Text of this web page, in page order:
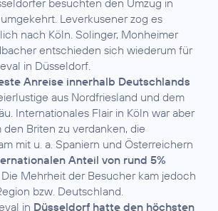
Leverkusener zog es
nach Köln. Solinger, Monheimer
entschieden sich wiederum für
in Düsseldorf.
Anreise innerhalb Deutschlands
aus Nordfriesland und dem
Internationales Flair in Köln war aber
den Briten zu verdanken, die
mit u. a. Spaniern und Österreichern
Anteil von rund 5%
Mehrheit der Besucher kam jedoch
bzw. Deutschland.
in Düsseldorf hatte den höchsten